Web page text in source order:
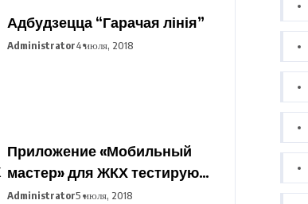
Адбудзецца “Гарачая лінія”
Administrator4 июля, 2018
Приложение «Мобильный
мастер» для ЖКХ тестируют
в Минске
Administrator5 июля, 2018